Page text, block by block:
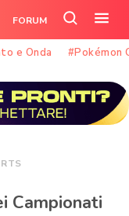
FORUM
Cerca
nel il
e Onda #Pokémon
Campionati